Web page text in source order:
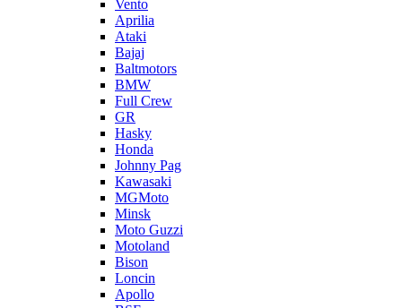
Vento
Aprilia
Ataki
Bajaj
Baltmotors
BMW
Full Crew
GR
Hasky
Honda
Johnny Pag
Kawasaki
MGMoto
Minsk
Moto Guzzi
Motoland
Bison
Loncin
Apollo